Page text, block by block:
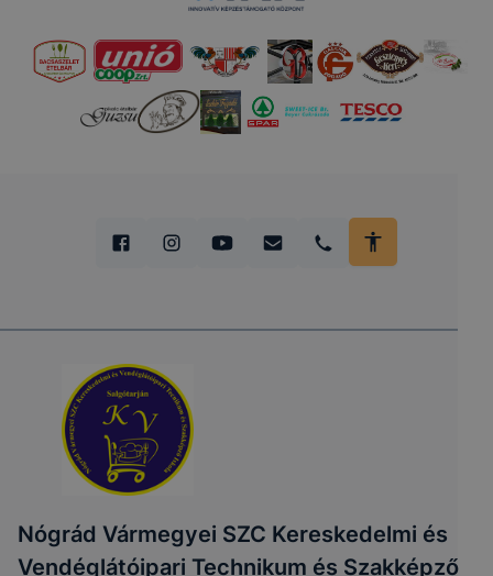
Nógrád Vármegyei SZC Kereskedelmi és
Vendéglátóipari Technikum és Szakképző